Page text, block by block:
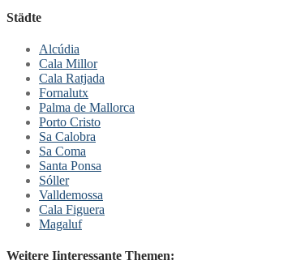
Städte
Alcúdia
Cala Millor
Cala Ratjada
Fornalutx
Palma de Mallorca
Porto Cristo
Sa Calobra
Sa Coma
Santa Ponsa
Sóller
Valldemossa
Cala Figuera
Magaluf
Weitere Iinteressante Themen: